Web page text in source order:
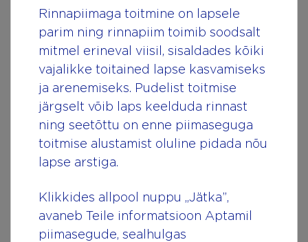
Сканстес 25, Рига, LV-1013, Латвия.
800 3663
ПОКУПАЙТЕ ТАКЖЕ В ИНТЕРНЕТ-МАГАЗИНАХ
Rinnapiimaga toitmine on lapsele
parim ning rinnapiim toimib soodsalt
mitmel erineval viisil, sisaldades kõiki
vajalikke toitained lapse kasvamiseks
ja arenemiseks. Pudelist toitmise
järgselt võib laps keelduda rinnast
ning seetõttu on enne piimaseguga
toitmise alustamist oluline pidada nõu
lapse arstiga.
Klikkides allpool nuppu „Jätka”,
avaneb Teile informatsioon Aptamil
piimasegude, sealhulgas